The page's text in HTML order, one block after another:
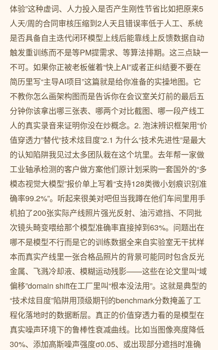
体验”这种虚词、人力投入是否产生刚性节省比如把原来5
人天/周的合同审核压缩到2人天且错误率低于人工、系统
是否具备自主迭代闭环模型上线后能靠线上反馈数据自动
触发重训练而不是等PM提需求、等算法排期。这三点缺一
不可。如果你正被老板催着“快上AI”或者正纠结要不要在
简历里写“主导AI项目”这篇就是给你准备的实操地图。它
不教你怎么画架构图而是告诉你在会议室关灯前的最后五
分钟你该拿出哪三张表、哪两个对比截图、哪一段产线工
人的真实录音来证明你没在炒概念。2. 泡沫辨识框架用“价
值穿透力”替代“技术炫目度”2.1 为什么“技术先进性”是最大
的认知陷阱我见过太多团队栽在这个坑里。去年帮一家做
工业轴承检测的客户做方案他们原计划采购一套国外的“多
模态视觉大模型”报价单上写着“支持128类微小划痕识别准
确率99.2%”。听起来很美对吧但当我蹲在他们车间里用手
机拍了200张实际产线照片强光反射、油污遮挡、不同批
次镜头畸变喂给那个模型准确率直接掉到63%。问题出在
哪不是模型不行而是它的训练数据全来自实验室无干扰样
本而真实产线里一张合格品照片的背景可能同时包含反光
金属、飞溅冷却液、模糊运动残影——这些在论文里叫“域
偏移”domain shift在工厂里叫“根本没法用”。这就是典型的
“技术炫目度”陷阱用顶级期刊的benchmark分数掩盖了工
程化落地时的数据断层。真正的价值穿透力看的是模型在
真实噪声环境下的鲁棒性衰减曲线。比如当图像亮度降低
30%、添加高斯噪声强度σ0.05、或出现部分遮挡时准确